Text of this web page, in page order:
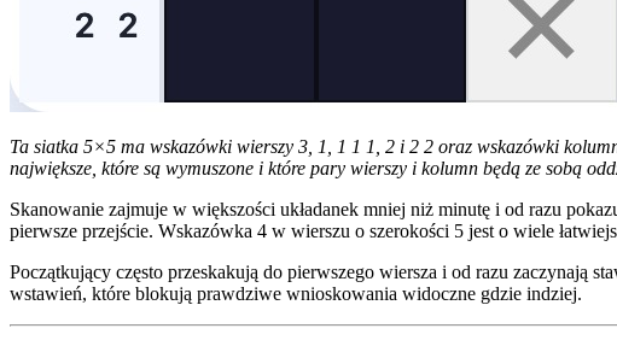
Ta siatka 5×5 ma wskazówki wierszy 3, 1, 1 1 1, 2 i 2 2 oraz wskazówki
największe, które są wymuszone i które pary wierszy i kolumn będą ze sobą
Skanowanie zajmuje w większości układanek mniej niż minutę i od razu
pierwsze przejście. Wskazówka 4 w wierszu o szerokości 5 jest o wiele
Początkujący często przeskakują do pierwszego wiersza i od razu zaczynają
wstawień, które blokują prawdziwe wnioskowania widoczne gdzie indziej.